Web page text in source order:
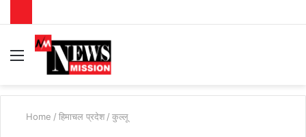
Menu
Home / हिमाचल प्रदेश / कुल्लू